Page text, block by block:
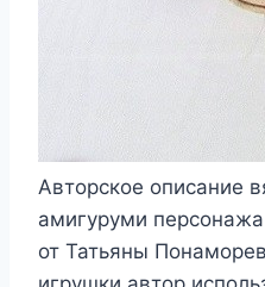
Авторское описание
амигуруми персонажа
от Татьяны